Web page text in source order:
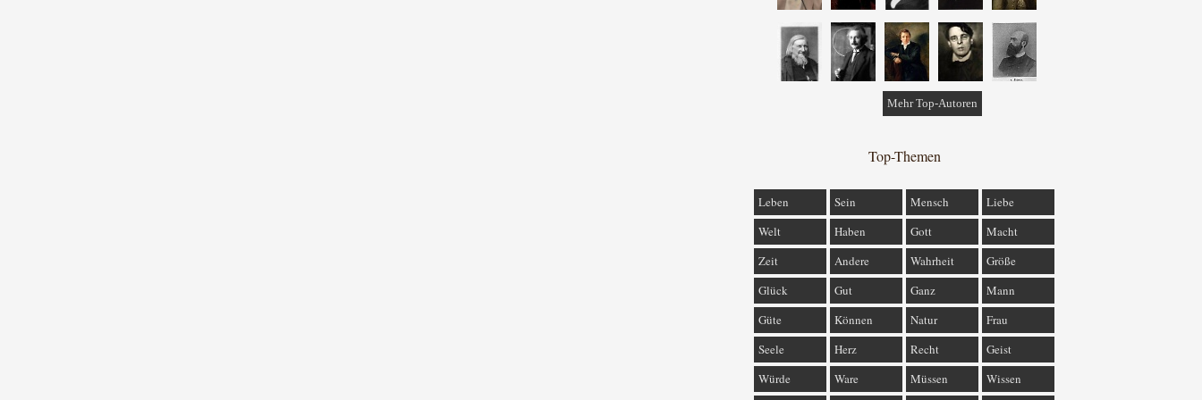
Mehr Top-Autoren
Top-Themen
Leben Sein Mensch
Liebe
Welt
Haben Gott
Macht
Zeit
Andere Wahrheit
Größe
Glück
Gut Ganz
Mann
Güte
Können Natur
Frau
Seele
Herz Recht
Geist
Würde
Ware Müssen Wissen